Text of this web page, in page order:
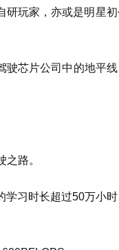
研玩家，亦或是明星
驶芯片公司中的地平
路。
学习时长超过50万小